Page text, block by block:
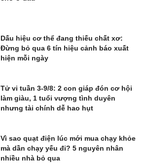
Dấu hiệu cơ thể đang thiếu chất xơ:
Đừng bỏ qua 6 tín hiệu cảnh báo xuất
hiện mỗi ngày
Tử vi tuần 3-9/8: 2 con giáp đón cơ hội
làm giàu, 1 tuổi vượng tình duyên
nhưng tài chính dễ hao hụt
Vì sao quạt điện lúc mới mua chạy khỏe
mà dần chạy yếu đi? 5 nguyên nhân
nhiều nhà bỏ qua